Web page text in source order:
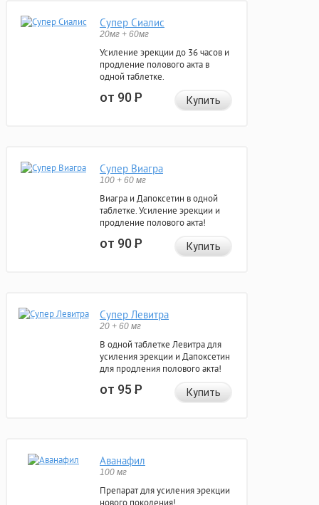
Супер Сиалис
20мг + 60мг
Усиление эрекции до 36 часов и
продление полового акта в
одной таблетке.
от 90Р Купить
Супер Виагра
100 + 60 мг
Виагра и Дапоксетин в одной
таблетке. Усиление эрекции и
продление полового акта!
от 90Р Купить
Супер Левитра
20 + 60 мг
В одной таблетке Левитра для
усиления эрекции и Дапоксетин
для продления полового акта!
от 95Р Купить
Аванафил
100 мг
Препарат для усиления эрекции